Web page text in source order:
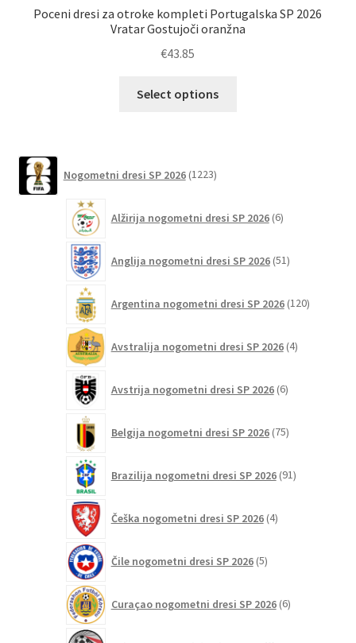
Poceni dresi za otroke kompleti Portugalska SP 2026
Vratar Gostujoči oranžna
€43.85
Select options
izberete
strani
Nogometni dresi SP 2026 1223izdelkov
Alžirija nogometni dresi SP 2026 6izdelkov
Anglija nogometni dresi SP 2026 51izdelkov
Argentina nogometni dresi SP 2026 120izdelkov
Avstralija nogometni dresi SP 2026 4izdelki
Avstrija nogometni dresi SP 2026 6izdelkov
Belgija nogometni dresi SP 2026 75izdelkov
Brazilija nogometni dresi SP 2026 91izdelkov
Češka nogometni dresi SP 2026 4izdelki
Čile nogometni dresi SP 2026 5izdelkov
Curaçao nogometni dresi SP 2026 6izdelkov